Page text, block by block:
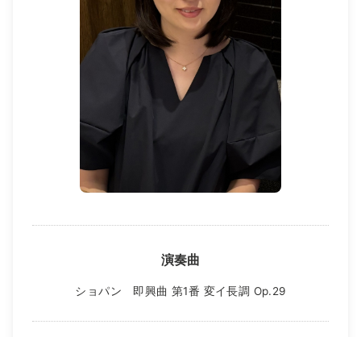
演奏曲
ショパン 即興曲 第1番 変イ長調 Op.29